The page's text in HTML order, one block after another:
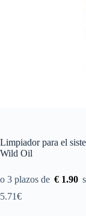
Limpiador para el
Wild Oil
€ 1.90
5.71€